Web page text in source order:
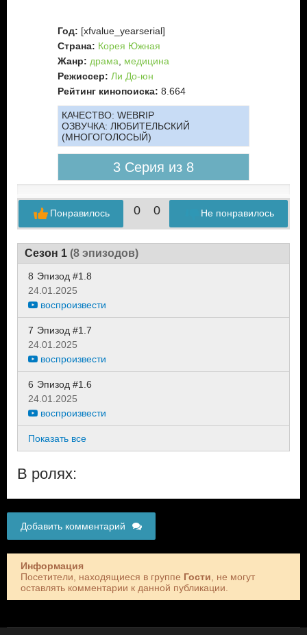
Год: [xfvalue_yearserial]
Страна: Корея Южная
Жанр: драма
медицина
Режиссер: Ли До-юн
Рейтинг кинопоиска: 8.664
КАЧЕСТВО: WEBRIP
ОЗВУЧКА: ЛЮБИТЕЛЬСКИЙ
(МНОГОГОЛОСЫЙ)
3 Серия из 8
0 0 Не понравилось
Понравилось
Сезон 1 (8 эпизодов)
8 Эпизод #1.8
24.01.2025
воспроизвести
7 Эпизод #1.7
24.01.2025
воспроизвести
6 Эпизод #1.6
24.01.2025
воспроизвести
Показать все
В ролях:
Добавить комментарий
Информация
Посетители, находящиеся в группе Гости , не могут
оставлять комментарии к данной публикации.